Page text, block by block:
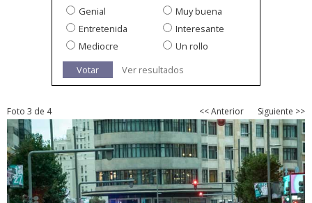
Genial
Muy buena
Entretenida
Interesante
Mediocre
Un rollo
Votar
Ver resultados
Foto 3 de 4 << Anterior Siguiente >>